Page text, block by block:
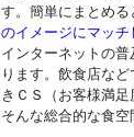
す。簡単にまとめる
のイメージにマッチ
インターネットの
ります。飲食店な
きＣＳ（お客様満
そんな総合的な食